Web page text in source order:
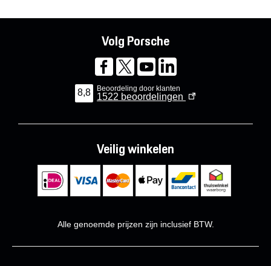
Volg Porsche
8,8 Beoordeling door klanten
1522 beoordelingen
Veilig winkelen
Alle genoemde prijzen zijn inclusief BTW.